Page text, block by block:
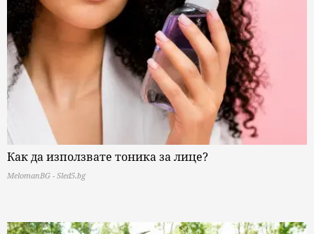
Как да използвате тоника за лице?
MelomanBG - Sled5.bg